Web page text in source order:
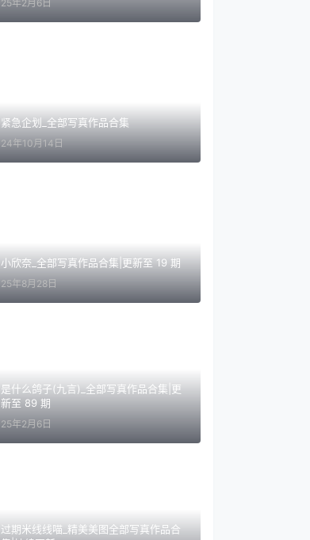
25年2月6日
紧急企划_全部写真作品合集
24年10月14日
小欣奈_全部写真作品合集|更新至 19 期
25年8月28日
是什么鸽子(九言)_全部写真作品合集|更
新至 89 期
25年2月6日
过期米线线喵_精美美图全部写真作品合